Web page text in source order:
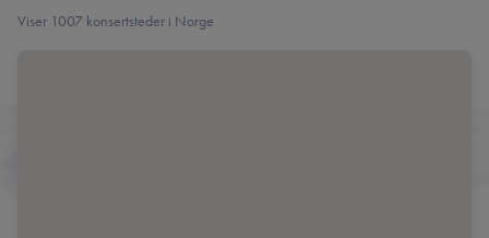
Viser 1007 konsertsteder i Norge